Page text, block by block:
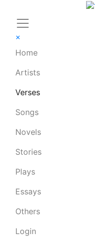
×
Home
Artists
Verses
Songs
Novels
Stories
Plays
Essays
Others
Login